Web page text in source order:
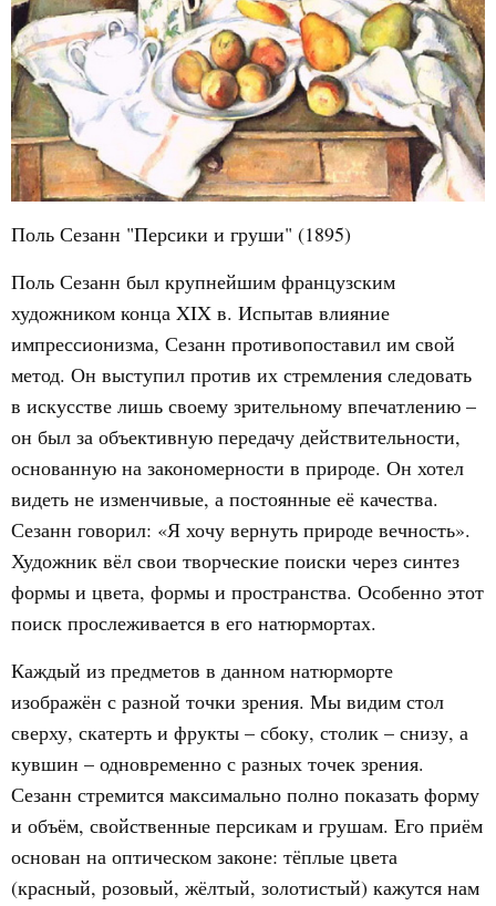
Поль Сезанн "Персики и груши" (1895)
Поль Сезанн был крупнейшим французским
художником конца XIX в. Испытав влияние
импрессионизма, Сезанн противопоставил им свой
метод. Он выступил против их стремления следовать
в искусстве лишь своему зрительному впечатлению –
он был за объективную передачу действительности,
основанную на закономерности в природе. Он хотел
видеть не изменчивые, а постоянные её качества.
Сезанн говорил: «Я хочу вернуть природе вечность».
Художник вёл свои творческие поиски через синтез
формы и цвета, формы и пространства. Особенно этот
поиск прослеживается в его натюрмортах.
Каждый из предметов в данном натюрморте
изображён с разной точки зрения. Мы видим стол
сверху, скатерть и фрукты – сбоку, столик – снизу, а
кувшин – одновременно с разных точек зрения.
Сезанн стремится максимально полно показать форму
и объём, свойственные персикам и грушам. Его приём
основан на оптическом законе: тёплые цвета
(красный, розовый, жёлтый, золотистый) кажутся нам